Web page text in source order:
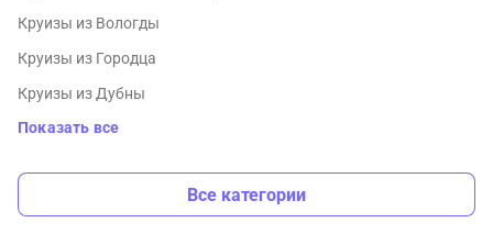
Круизы из Вологды
Круизы из Городца
Круизы из Дубны
Показать все
Все категории